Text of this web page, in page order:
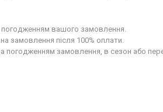
погодженням вашого замовлення.
замовлення після 100% оплати.
погодженням замовлення, в сезон або